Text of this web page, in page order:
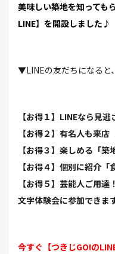
美味しい築地を知っても
LINE】を開設しました♪
▼LINEの友だちになると
【お得１】LINEなら見逃
【お得２】有名人も来店
【お得３】楽しめる「築
【お得４】個別に紹介「
【お得５】芸能人ご用
文字体験会に参加できま
今すぐ【つきじGO!の